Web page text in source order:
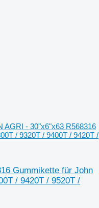
AGRI - 30"x6"x63 R568316
/ 9320T / 9400T / 9420T /
Gummikette für John
/ 9420T / 9520T /